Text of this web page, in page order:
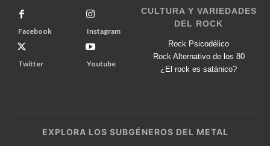
Facebook Instagram
Twitter Youtube
CULTURA Y VARIEDADES
DEL ROCK
Rock Psicodélico
Rock Alternativo de los 80
¿El rock es satánico?
EXPLORA LOS SUBGÉNEROS DEL METAL